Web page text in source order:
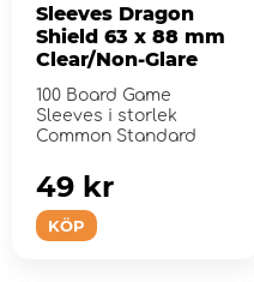
Sleeves Dragon
Shield 63 x 88 mm
Clear/Non-Glare
100 Board Game
Sleeves i storlek
Common Standard
KÖP
49 kr